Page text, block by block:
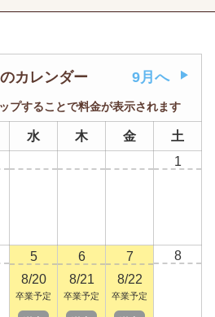
カレンダー 9月へ
プすることで料金が表示されます
水 木 金
土
1
5
8/20
卒業予定
6
8/21
卒業予定
7
8/22
卒業予定
8